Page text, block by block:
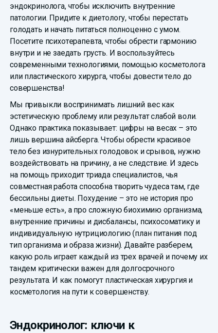
эндокринолога, чтобы исключить внутренние
патологии. Придите к диетологу, чтобы перестать
голодать и начать питаться полноценно с умом.
Посетите психотерапевта, чтобы обрести гармонию
внутри и не заедать грусть. И воспользуйтесь
современными технологиями, помощью косметолога
или пластического хирурга, чтобы довести тело до
совершенства!
Мы привыкли воспринимать лишний вес как
эстетическую проблему или результат слабой воли.
Однако практика показывает: цифры на весах – это
лишь вершина айсберга. Чтобы обрести красивое
тело без изнурительных голодовок и срывов, нужно
воздействовать на причину, а не следствие. И здесь
на помощь приходит триада специалистов, чья
совместная работа способна творить чудеса там, где
бессильны диеты. Похудение – это не история про
«меньше есть», а про сложную биохимию организма,
внутренние причины и дисбалансы, психосоматику и
индивидуальную нутрициологию (план питания под
тип организма и образа жизни). Давайте разберем,
какую роль играет каждый из трех врачей и почему их
тандем критически важен для долгосрочного
результата. И как помогут пластическая хирургия и
косметология на пути к совершенству.
Эндокринолог: ключи к